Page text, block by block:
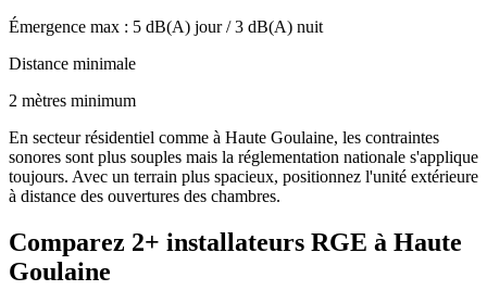
Émergence max : 5 dB(A) jour /3 dB(A) nuit
Distance minimale
2 mètres minimum
En secteur résidentiel comme à Haute Goulaine, les contraintes
sonores sont plus souples mais la réglementation nationale s'applique
toujours. Avec un terrain plus spacieux, positionnez l'unité extérieure
à distance des ouvertures des chambres.
Comparez 2+ installateurs RGE à Haute
Goulaine